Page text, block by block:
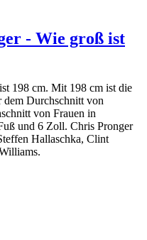
- Wie groß ist
198 cm. Mit 198 cm ist die
dem Durchschnitt von
von Frauen in
und 6 Zoll. Chris Pronger
Hallaschka, Clint